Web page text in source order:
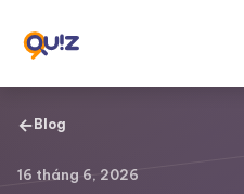
← Blog
16 tháng 6, 2026